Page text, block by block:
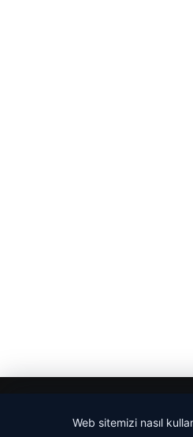
Web sitemizi nasıl